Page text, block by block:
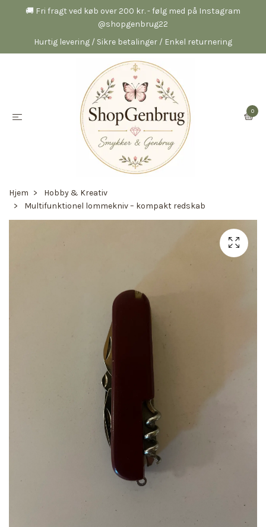
🚚 Fri fragt ved køb over 200 kr. - følg med på Instagram
@shopgenbrug22
Hurtig levering / Sikre betalinger / Enkel returnering
0
Hjem
Hobby & Kreativ
Multifunktionel lommekniv – kompakt redskab